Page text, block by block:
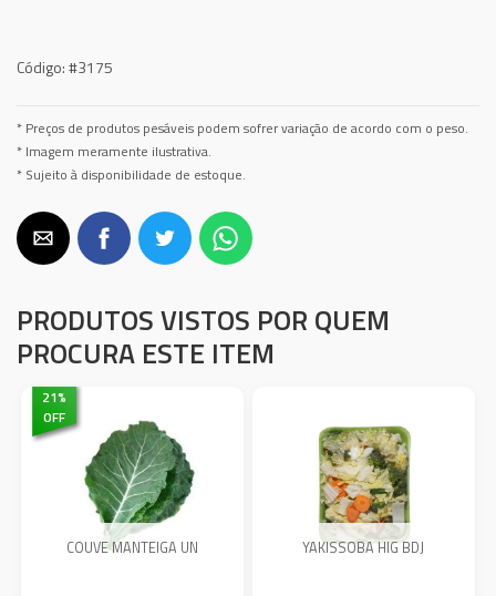
Código:#3175
* Preços de produtos pesáveis podem sofrer variação de acordo com o peso.
* Imagem meramente ilustrativa.
* Sujeito à disponibilidade de estoque.
PRODUTOS VISTOS POR QUEM
PROCURA ESTE ITEM
21%
OFF
COUVE MANTEIGA UN YAKISSOBA HIG BDJ